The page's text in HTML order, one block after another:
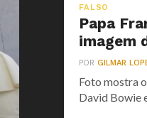
FALSO
Papa
imagem
PORGILMAR
Foto mostra
David Bowie